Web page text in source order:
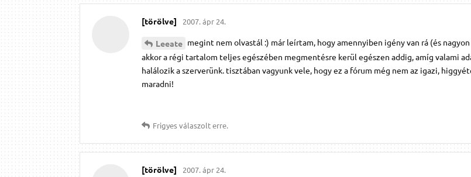
[törölve] 2007. ápr 24.
Leeate megint nem olvastál :) már leírtam, hogy amennyiben igény van rá (és
akkor a régi tartalom teljes egészében megmentésre kerül egészen addig, amíg valami
halálozik a szerverünk. tisztában vagyunk vele, hogy ez a fórum még nem az igazi,
maradni!
Frigyesválaszolt erre.
[törölve] 2007. ápr 24.